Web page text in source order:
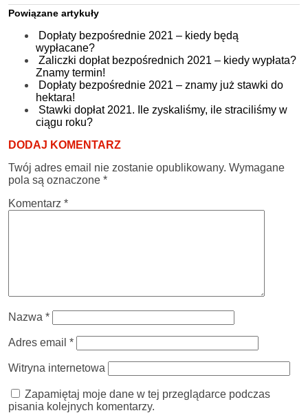
Powiązane artykuły
Dopłaty bezpośrednie 2021 – kiedy będą
wypłacane?
Zaliczki dopłat bezpośrednich 2021 – kiedy wypłata?
Znamy termin!
Dopłaty bezpośrednie 2021 – znamy już stawki do
hektara!
Stawki dopłat 2021. Ile zyskaliśmy, ile straciliśmy w
ciągu roku?
DODAJ KOMENTARZ
Twój adres email nie zostanie opublikowany. Wymagane
pola są oznaczone *
Komentarz *
Nazwa *
Adres email *
Witryna internetowa
Zapamiętaj moje dane w tej przeglądarce podczas
pisania kolejnych komentarzy.